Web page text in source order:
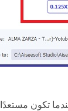
تكون مستعدًا